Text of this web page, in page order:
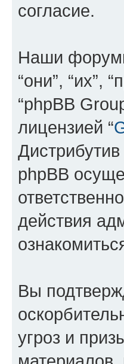
согласие.
Наши
“они”, “их”,
“phpBB
лицензией “
phpBB
действия
Вы
угроз и